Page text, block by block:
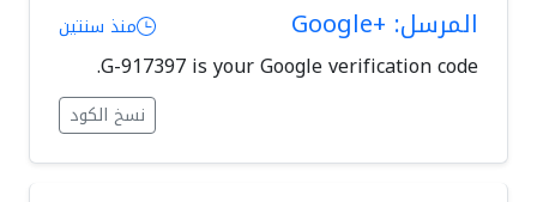
المرسل: +Google منذ سنتين
G-917397 is your Google verification code.
نسخ الكود